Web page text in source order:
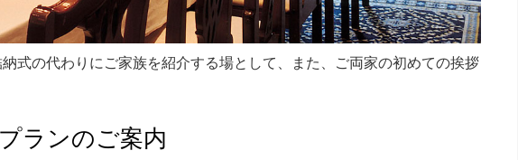
式の代わりにご家族を紹介する場として、また、ご両家の初めての挨拶
ランのご案内